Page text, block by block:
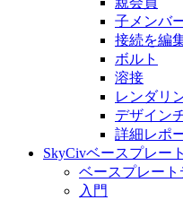
子メンバ
接続を編
ボルト
溶接
レンダリ
デザイン
詳細レポ
SkyCivベースプレー
ベースプレー
入門